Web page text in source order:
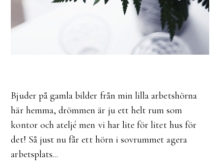
Bjuder på gamla bilder från min lilla arbetshörna
här hemma, drömmen är ju ett helt rum som
kontor och ateljé men vi har lite för litet hus för
det! Så just nu får ett hörn i sovrummet agera
arbetsplats...